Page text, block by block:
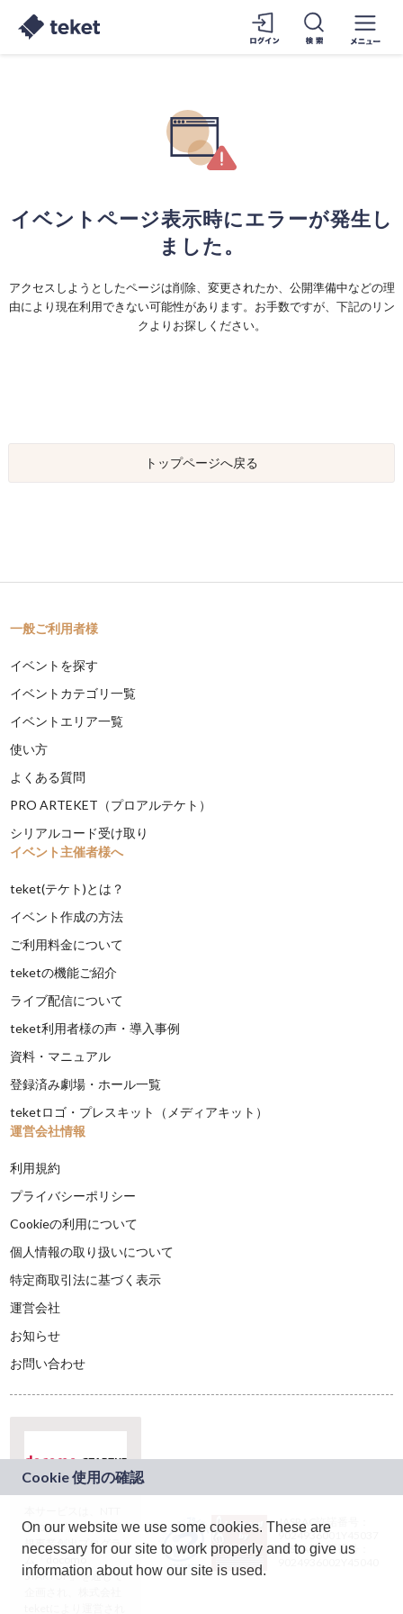
イベントページ表示時にエラーが発生し
ました。
アクセスしようとしたページは削除、変更されたか、公開準備中などの理
由により現在利用できない可能性があります。お手数ですが、下記のリン
クよりお探しください。
トップページへ戻る
一般ご利用者様
イベントを探す
イベントカテゴリ一覧
イベントエリア一覧
使い方
よくある質問
PRO ARTEKET（プロアルテケト）
シリアルコード受け取り
イベント主催者様へ
teket(テケト)とは？
イベント作成の方法
ご利用料金について
teketの機能ご紹介
ライブ配信について
teket利用者様の声・導入事例
資料・マニュアル
登録済み劇場・ホール一覧
teketロゴ・プレスキット（メディアキット）
運営会社情報
利用規約
プライバシーポリシー
Cookieの利用について
個人情報の取り扱いについて
特定商取引法に基づく表示
運営会社
お知らせ
お問い合わせ
ドコモグループの新
規事業創出プログラ
ム「docomo
STARTUP」を通じて
JASRAC許諾番号：
9024936001Y45037
JASRAC許諾番号：
On our website we use some cookies. These are
necessary for our site to work properly and to give us
information about how our site is used.